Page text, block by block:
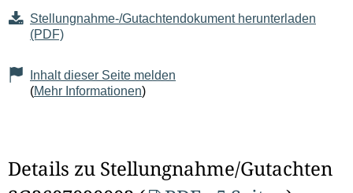
Stellungnahme-/Gutachtendokument herunterladen
(PDF)
Inhalt dieser Seite melden
(Mehr Informationen)
Details zu Stellungnahme/Gutachten